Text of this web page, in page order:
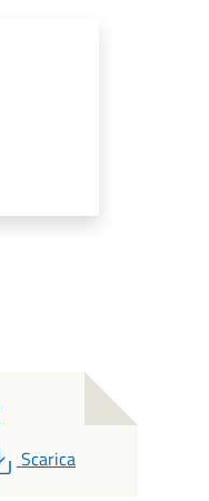
PDF
Scarica